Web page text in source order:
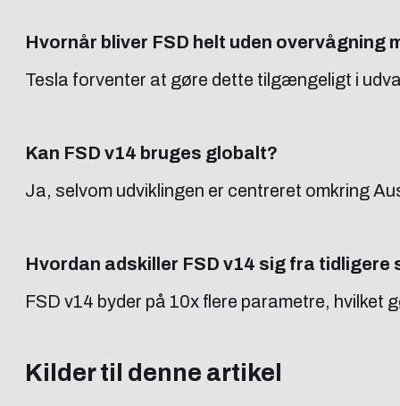
Hvornår bliver FSD helt uden overvågning
Tesla forventer at gøre dette tilgængeligt i
Kan FSD v14 bruges globalt?
Ja, selvom udviklingen er centreret omkring
Hvordan adskiller FSD v14 sig fra
FSD v14 byder på 10x flere parametre, hvilket
Kilder til denne artikel